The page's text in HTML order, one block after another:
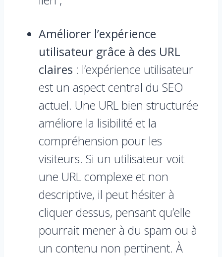
Améliorer l’expérience
utilisateur grâce à des URL
claires : l’expérience utilisateur
est un aspect central du SEO
actuel. Une URL bien structurée
améliore la lisibilité et la
compréhension pour les
visiteurs. Si un utilisateur voit
une URL complexe et non
descriptive, il peut hésiter à
cliquer dessus, pensant qu’elle
pourrait mener à du spam ou à
un contenu non pertinent. À